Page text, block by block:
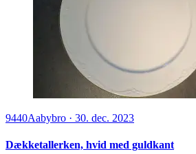
9440Aabybro · 30. dec. 2023
Dækketallerken, hvid med guldkant